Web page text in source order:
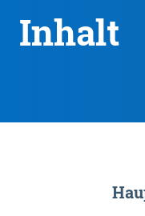
Inhalt